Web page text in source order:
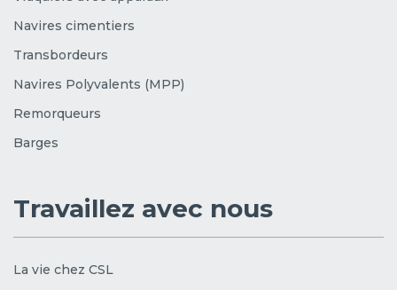
Navires cimentiers
Transbordeurs
Navires Polyvalents (MPP)
Remorqueurs
Barges
Travaillez avec nous
La vie chez CSL